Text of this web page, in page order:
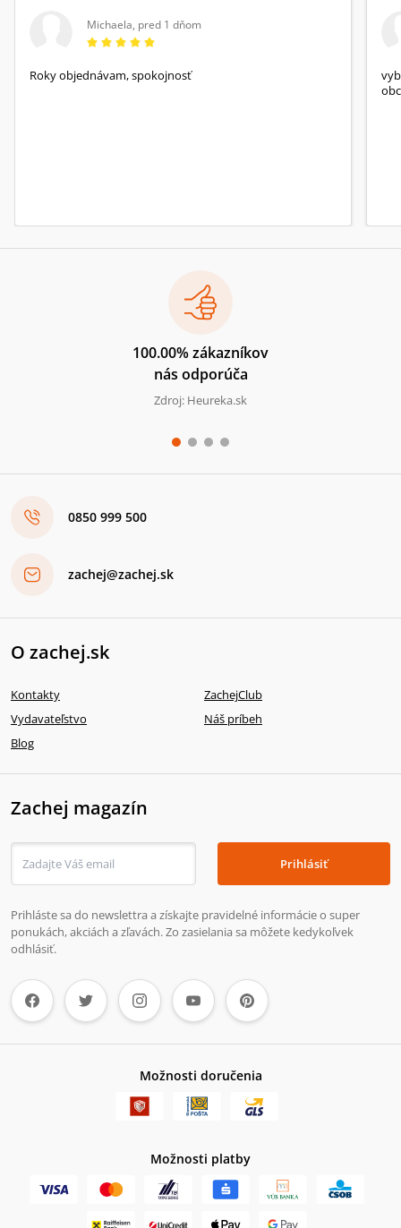
Michaela, pred 1 dňom
Roky objednávam, spokojnosť
100.00% zákazníkov
nás odporúča
Zdroj: Heureka.sk
0850 999 500
zachej@zachej.sk
O zachej.sk
Kontakty
ZachejClub
Vydavateľstvo
Náš príbeh
Blog
Zachej magazín
Prihlásiť
Prihláste sa do newslettra a získajte pravidelné informácie o super
ponukách, akciách a zľavách. Zo zasielania sa môžete kedykoľvek
odhlásiť.
Možnosti doručenia
Možnosti platby